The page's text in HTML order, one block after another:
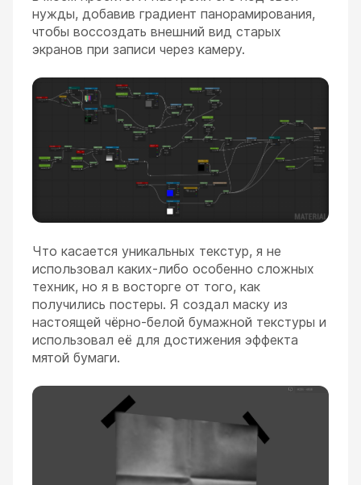
нужды, добавив градиент панорамирования,
чтобы воссоздать внешний вид старых
экранов при записи через камеру.
Что касается уникальных текстур, я не
использовал каких-либо особенно сложных
техник, но я в восторге от того, как
получились постеры. Я создал маску из
настоящей чёрно-белой бумажной текстуры и
использовал её для достижения эффекта
мятой бумаги.